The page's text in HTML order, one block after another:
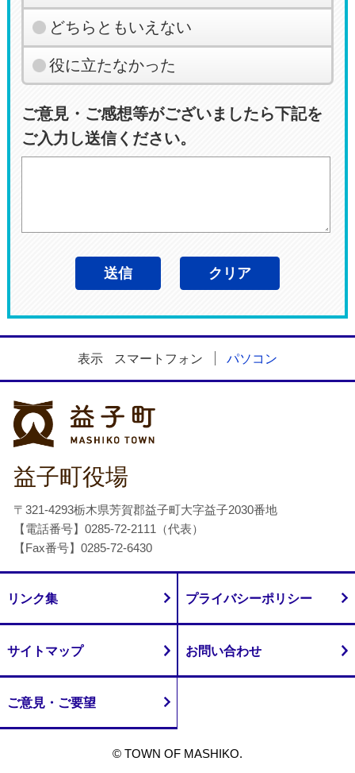
どちらともいえない
役に立たなかった
ご意見・ご感想等がございましたら下記を
ご入力し送信ください。
表示 スマートフォン パソコン
益子町役場
〒321-4293栃木県芳賀郡益子町大字益子2030番地
【電話番号】0285-72-2111（代表）
【Fax番号】0285-72-6430
リンク集 プライバシーポリシー
サイトマップ お問い合わせ
ご意見・ご要望
© TOWN OF MASHIKO.